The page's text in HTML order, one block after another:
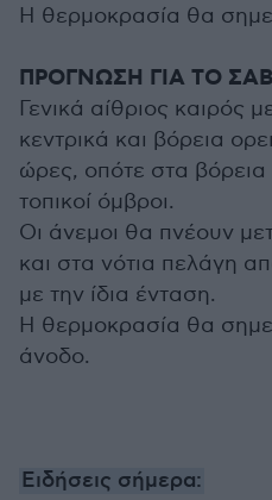
Η θερμοκρασία θα
ΠΡΟΓΝΩΣΗ ΓΙΑ TΟ
Γενικά αίθριος καιρός
κεντρικά και βόρεια
ώρες, οπότε στα
τοπικοί όμβροι.
Οι άνεμοι θα πνέουν
και στα νότια πελάγη
με την ίδια ένταση.
Η θερμοκρασία θα
άνοδο.
Ειδήσεις σήμερα: